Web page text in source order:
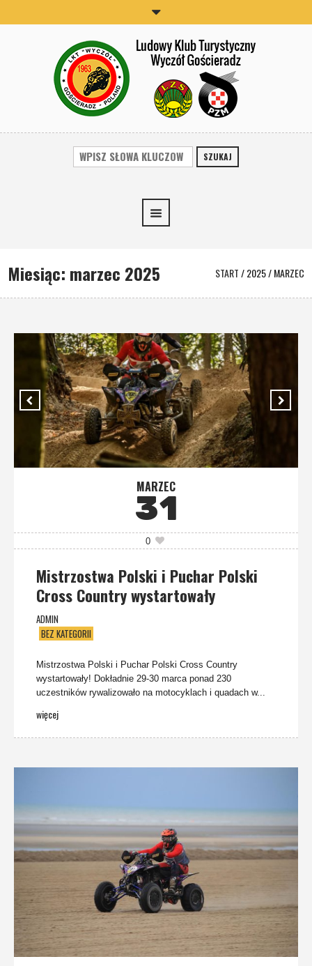
SZUKAJ
Miesiąc: marzec 2025 START/2025/MARZEC
MARZEC
31
0
Mistrzostwa Polski i Puchar Polski
Cross Country wystartowały
ADMIN
BEZ KATEGORII
Mistrzostwa Polski i Puchar Polski Cross Country
wystartowały! Dokładnie 29-30 marca ponad 230
uczestników rywalizowało na motocyklach i quadach w...
więcej